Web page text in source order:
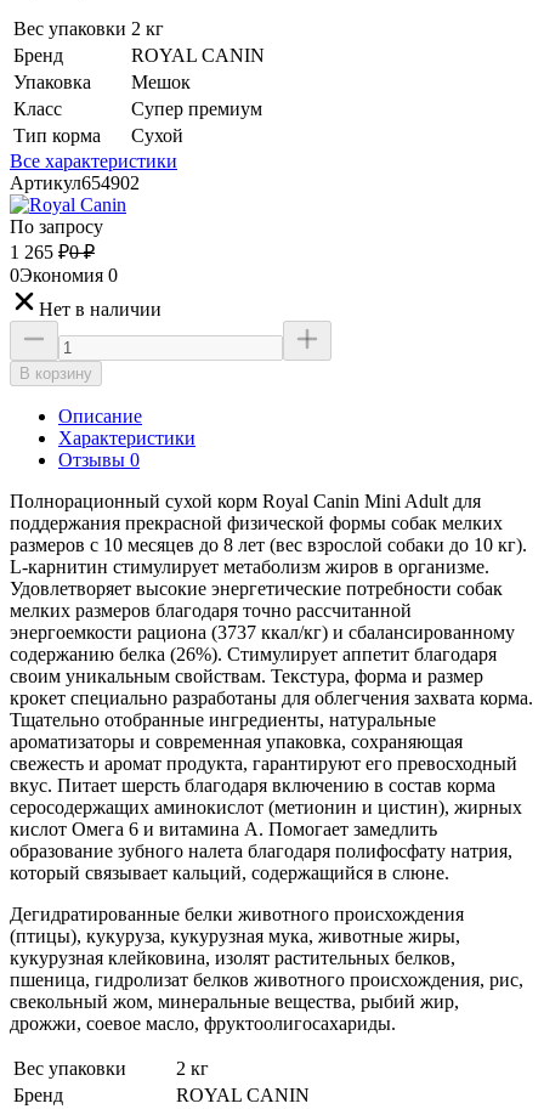
Вес упаковки 2 кг
Бренд
ROYAL CANIN
Упаковка
Мешок
Класс
Супер премиум
Тип корма
Сухой
Все характеристики
Артикул654902
По запросу
1 265 ₽0 ₽
0Экономия 0
Нет в наличии
В корзину
Описание
Характеристики
Отзывы 0
Полнорационный сухой корм Royal Canin Mini Adult для
поддержания прекрасной физической формы собак мелких
размеров с 10 месяцев до 8 лет (вес взрослой собаки до 10 кг).
L-карнитин стимулирует метаболизм жиров в организме.
Удовлетворяет высокие энергетические потребности собак
мелких размеров благодаря точно рассчитанной
энергоемкости рациона (3737 ккал/кг) и сбалансированному
содержанию белка (26%). Стимулирует аппетит благодаря
своим уникальным свойствам. Текстура, форма и размер
крокет специально разработаны для облегчения захвата корма.
Тщательно отобранные ингредиенты, натуральные
ароматизаторы и современная упаковка, сохраняющая
свежесть и аромат продукта, гарантируют его превосходный
вкус. Питает шерсть благодаря включению в состав корма
серосодержащих аминокислот (метионин и цистин), жирных
кислот Омега 6 и витамина А. Помогает замедлить
образование зубного налета благодаря полифосфату натрия,
который связывает кальций, содержащийся в слюне.
Дегидратированные белки животного происхождения
(птицы), кукуруза, кукурузная мука, животные жиры,
кукурузная клейковина, изолят растительных белков,
пшеница, гидролизат белков животного происхождения, рис,
свекольный жом, минеральные вещества, рыбий жир,
дрожжи, соевое масло, фруктоолигосахариды.
Вес упаковки
2 кг
Бренд
ROYAL CANIN